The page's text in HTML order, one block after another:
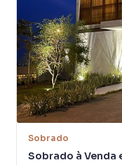
Sobrado
Sobrado à Venda